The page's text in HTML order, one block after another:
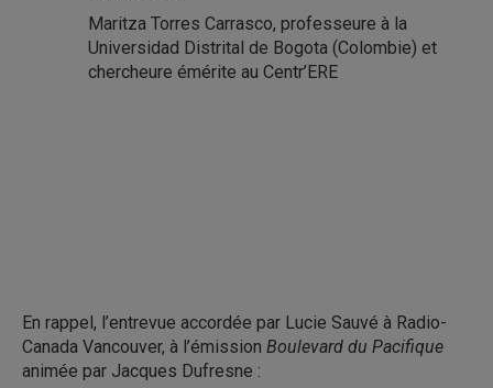
Maritza Torres Carrasco, professeure à la
Universidad Distrital de Bogota (Colombie) et
chercheure émérite au Centr’ERE
En rappel, l’entrevue accordée par Lucie Sauvé à Radio-
Canada Vancouver, à l’émission Boulevard du Pacifique
animée par Jacques Dufresne :